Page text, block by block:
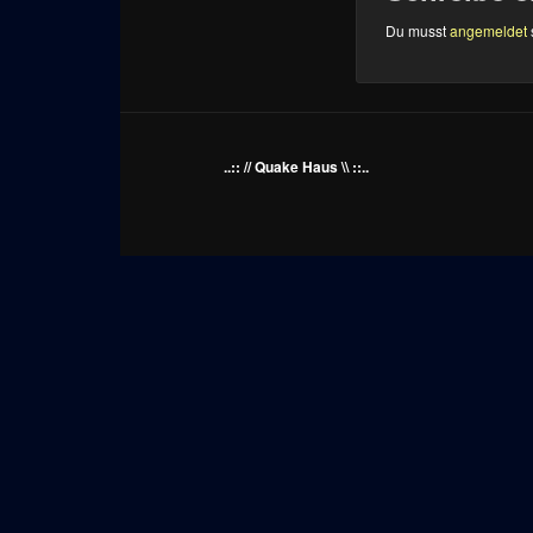
Du musstangemeldet
..:: // Quake Haus \\ ::..